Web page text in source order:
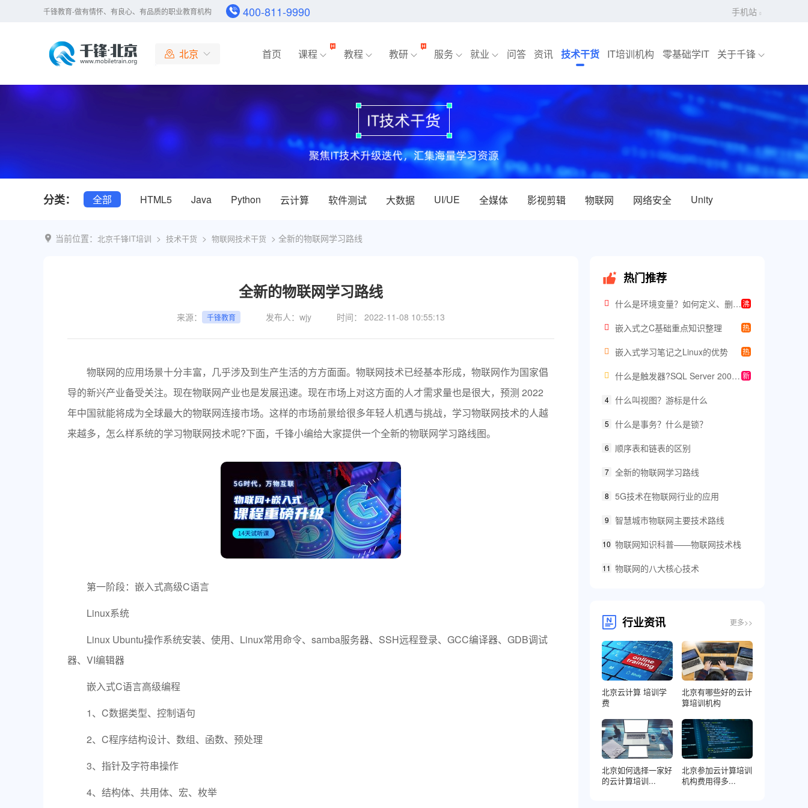
千锋教育-做有情怀、有良心、有品质的职业教育机构 400-811-9990 手机站
北京
北京
广州
成都
杭州
合肥
济南
西安
青岛
太原
沈阳
南昌
首页 课程 教程 教研 服务 就业 问答 资讯 技术干货 IT培训机构 零基础学IT 关于千锋
分类： 全部 HTML5 Java Python 云计算 软件测试 大数据 UI/UE 全媒体 影视剪辑 物联网 网络安全 Unity
当前位置： 北京千锋IT培训 > 技术干货 > 物联网技术干货 > 全新的物联网学习路线
全新的物联网学习路线
来源： 千锋教育 发布人：wjy 时间： 2022-11-08 10:55:13
物联网的应用场景十分丰富，几乎涉及到生产生活的方方面面。物联网技术已经基本形成，物联网作为国家倡
导的新兴产业备受关注。现在物联网产业也是发展迅速。现在市场上对这方面的人才需求量也是很大，预测 2022
年中国就能将成为全球最大的物联网连接市场。这样的市场前景给很多年轻人机遇与挑战，学习物联网技术的人越
来越多，怎么样系统的学习物联网技术呢?下面，千锋小编给大家提供一个全新的物联网学习路线图。
第一阶段：嵌入式高级C语言
Linux系统
Linux Ubuntu操作系统安装、使用、Linux常用命令、samba服务器、SSH远程登录、GCC编译器、GDB调试
器、VI编辑器
嵌入式C语言高级编程
1、C数据类型、控制语句
2、C程序结构设计、数组、函数、预处理
3、指针及字符串操作
4、结构体、共用体、宏、枚举
热门推荐
什么是环境变量？如何定义、删除环境变量沸
嵌入式之C基础重点知识整理 热
嵌入式学习笔记之Linux的优势 热
什么是触发器?SQL Server 2000有什么不同类型的触发器? 新
4 什么叫视图？游标是什么
5 什么是事务？什么是锁？
6 顺序表和链表的区别
7 全新的物联网学习路线
8 5G技术在物联网行业的应用
9 智慧城市物联网主要技术路线
10 物联网知识科普——物联网技术栈
11 物联网的八大核心技术
行业资讯 更多>>
北京云计算 培训学
费
北京有哪些好的云计
算培训机构
北京如何选择一家好
的云计算培训...
北京参加云计算培训
机构费用得多...